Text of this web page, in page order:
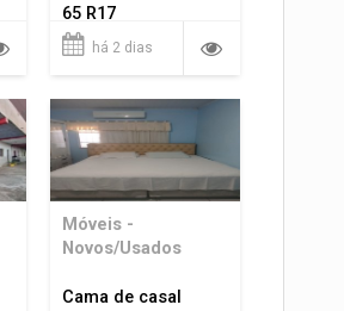
65 R17
há 2 dias
Móveis -
Novos/Usados
Cama de casal